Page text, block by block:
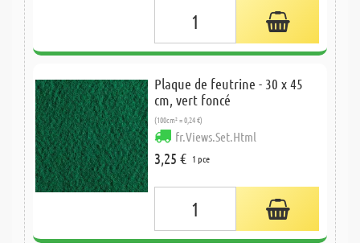
Plaque de feutrine - 30 x 45
cm, vert foncé
(100cm² = 0,24 €)
fr.Views.Set.Html
3,25 € 1 pce